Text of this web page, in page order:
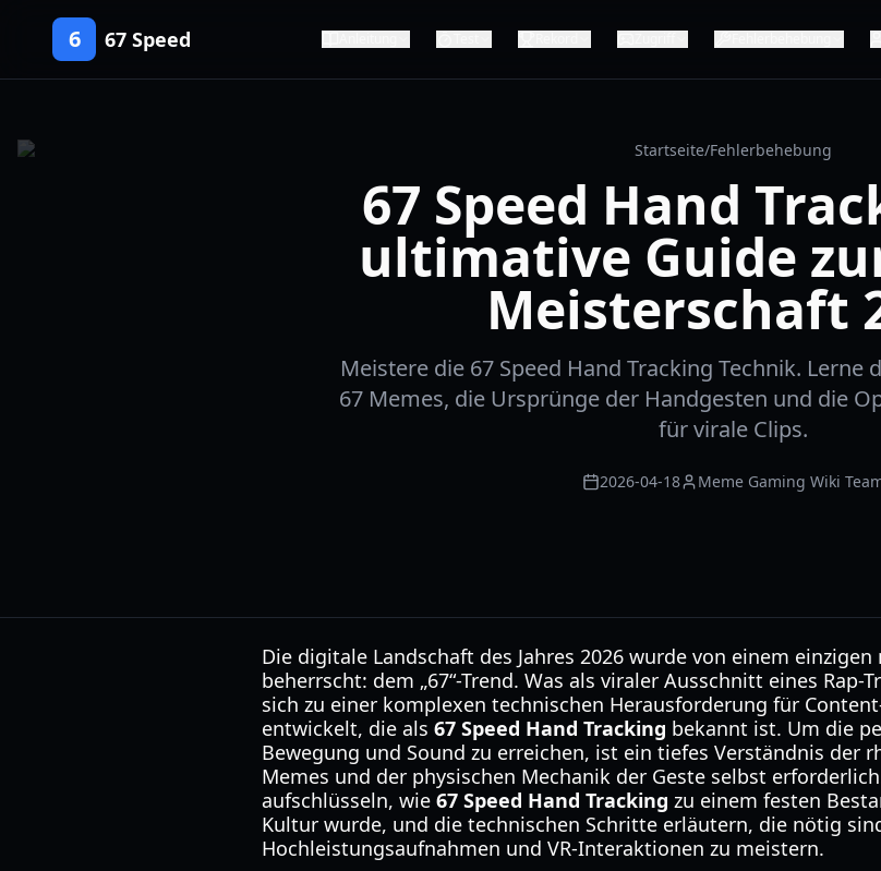
6 67 Speed
Startseite/Fehlerbehebung
67 Speed Hand
ultimative Guide
Meisterschaft
Meistere die 67 Speed Hand Tracking Technik. Lerne
67 Memes, die Ursprünge der Handgesten und die
für virale Clips.
2026-04-18 Meme Gaming Wiki
Die digitale Landschaft des Jahres 2026 wurde von einem
beherrscht: dem „67“-Trend. Was als viraler Ausschnitt eines Rap-
sich zu einer komplexen technischen Herausforderung für
entwickelt, die als 67 Speed Hand Tracking bekannt ist. Um die
Bewegung und Sound zu erreichen, ist ein tiefes Verständnis der
Memes und der physischen Mechanik der Geste selbst
aufschlüsseln, wie 67 Speed Hand Tracking zu einem festen
Kultur wurde, und die technischen Schritte erläutern, die nötig
Hochleistungsaufnahmen und VR-Interaktionen zu meistern.